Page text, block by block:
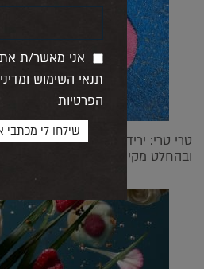
ובהחלט מקיים |
אני מאשר/ת את
תנאי השימוש
הפרטיות